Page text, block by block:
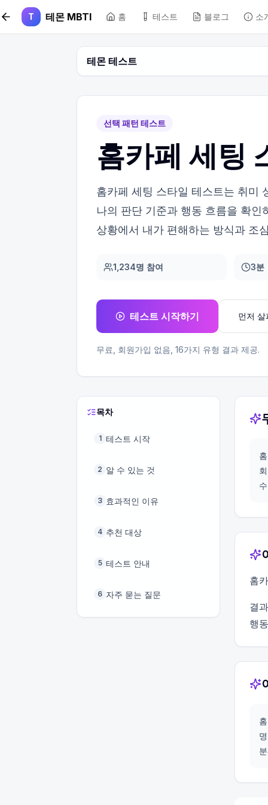
본문 바로가기
T 테몬 MBTI 홈 테스트 블로그 소
테몬 테스트
선택 패턴 테스트
홈카페 세팅
홈카페 세팅 스타일 테스트는 취미
나의 판단 기준과 행동 흐름을 확
상황에서 내가 편해하는 방식과 조
1,234명 참여 3분
테스트 시작하기 먼저 살
무료, 회원가입 없음, 16가지 유형 결과 제공.
목차
1 테스트 시작
2 알 수 있는 것
3 효과적인 이유
4 추천 대상
5 테스트 안내
6 자주 묻는 질문
홈
결
행